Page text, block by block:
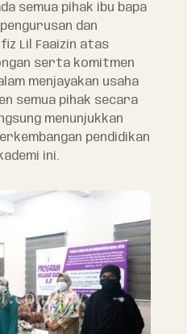
semua pihak ibu bapa
dan
Lil Faaizin atas
serta komitmen
menjayakan usaha
semua pihak secara
menunjukkan
pendidikan
ini.